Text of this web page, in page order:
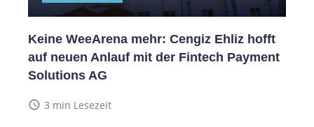
Keine WeeArena mehr: Cengiz Ehliz hofft
auf neuen Anlauf mit der Fintech Payment
Solutions AG
access_time 3 min Lesezeit